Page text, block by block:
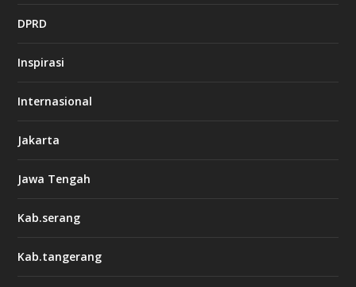
DPRD
Inspirasi
Internasional
Jakarta
Jawa Tengah
Kab.serang
Kab.tangerang